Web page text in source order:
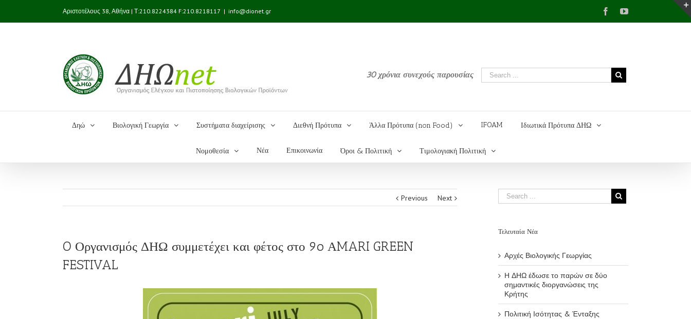
Αριστοτέλους 38, Αθήνα | Τ:210.8224384 F:210.8218117 | info@dionet.gr FacebookYouTube
30 χρόνια συνεχούς παρουσίας
Δηώ Βιολογική Γεωργία Συστήματα διαχείρισης Διεθνή Πρότυπα Άλλα Πρότυπα (non Food) IFOAM Ιδιωτικά Πρότυπα ΔΗΩ
Νομοθεσία Νέα Επικοινωνία Όροι & Πολιτική Τιμολογιακή Πολιτική
Previous Next
O Οργανισμός ΔΗΩ συμμετέχει και φέτος στο 9o ΑMARI GREEN
FESTIVAL
Τελευταία Νέα
Αρχές Βιολογικής Γεωργίας
Η ΔΗΩ έδωσε το παρών σε δύο
σημαντικές διοργανώσεις της
Κρήτης
Πολιτική Ισότητας & Ένταξης